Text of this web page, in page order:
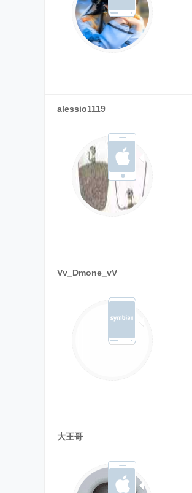
alessio1119
Vv_Dmone_vV
大王哥